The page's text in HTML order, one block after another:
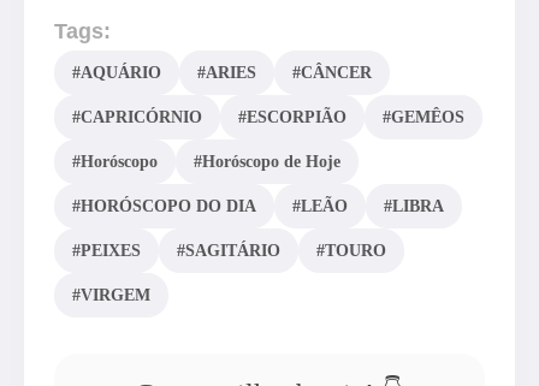
Tags:
#AQUÁRIO #ARIES #CÂNCER
#CAPRICÓRNIO #ESCORPIÃO #GEMÊOS
#Horóscopo #Horóscopo de Hoje
#HORÓSCOPO DO DIA #LEÃO #LIBRA
#PEIXES #SAGITÁRIO #TOURO
#VIRGEM